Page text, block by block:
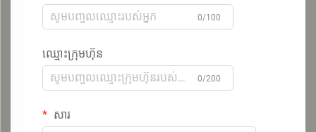
0/100
ឈ្មោះក្រុមហ៊ុន
0/200
សារ